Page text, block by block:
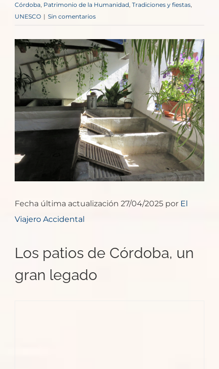
Córdoba, Patrimonio de la Humanidad Tradiciones y fiestas
UNESCO | Sin comentarios
Ver
imagen
más
grande
Fecha última actualización 27/04/2025 por El
Viajero Accidental
Los patios de Córdoba, un
gran legado